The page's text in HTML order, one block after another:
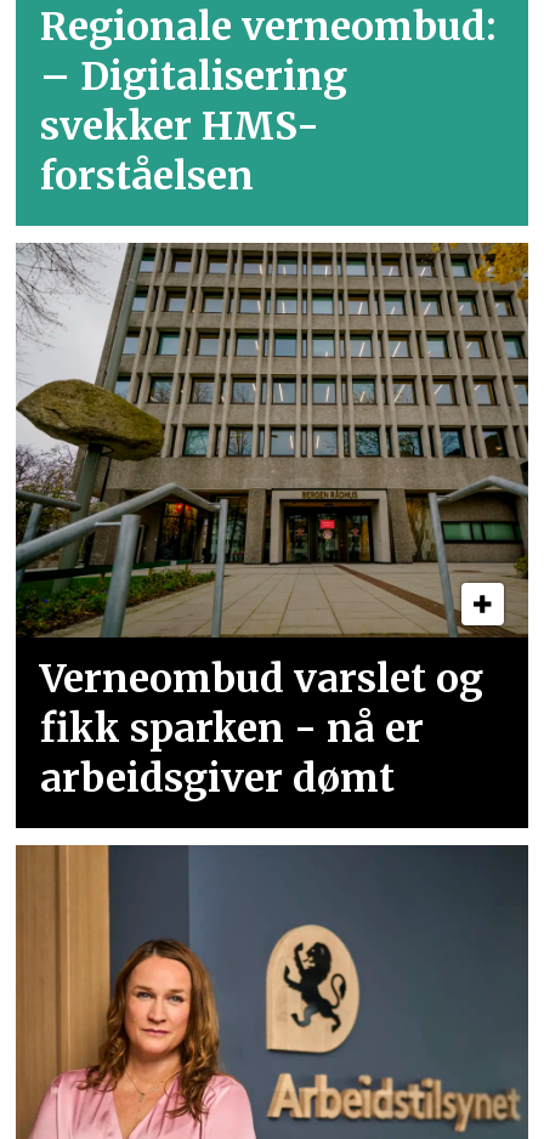
Regionale verneombud:
– Digitalisering
svekker HMS-
forståelsen
Verneombud varslet og
fikk sparken - nå er
arbeidsgiver dømt